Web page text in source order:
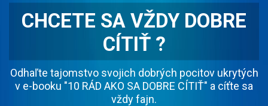
CHCETE SA VŽDY DOBRE
CÍTIŤ ?
Odhaľte tajomstvo svojich dobrých pocitov ukrytých
v e-booku "10 RÁD AKO SA DOBRE CÍTIŤ" a cíťte sa
vždy fajn.